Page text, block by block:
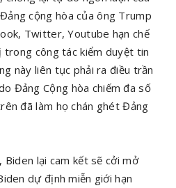
cộng hòa của ông Trump
Twitter, Youtube hạn chế
công tác kiểm duyệt tin
này liên tục phải ra điều trần
Đảng Cộng hòa chiếm đa số
đã làm họ chán ghét Đảng
Biden lại cam kết sẽ cởi mở
dự định miễn giới hạn